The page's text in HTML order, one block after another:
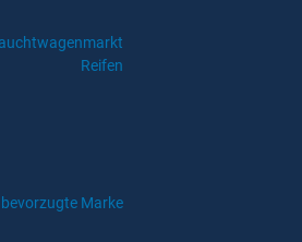
Reifen
bevorzugte Marke